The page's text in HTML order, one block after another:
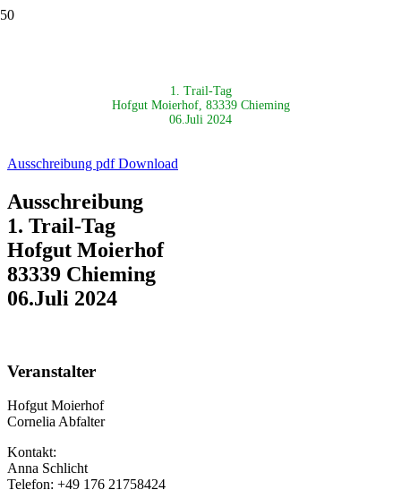
1. Trail-Tag
Hofgut Moierhof, 83339 Chieming
06.Juli 2024
Ausschreibung pdf Download
Ausschreibung
1. Trail-Tag
Hofgut Moierhof
83339 Chieming
06.Juli 2024
Veranstalter
Hofgut Moierhof
Cornelia Abfalter
Kontakt:
Anna Schlicht
Telefon: +49 176 21758424